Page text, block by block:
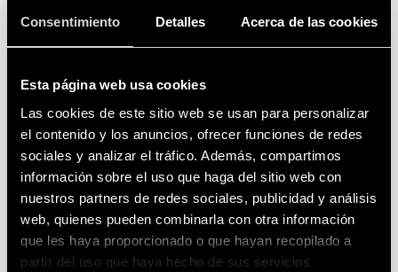
Consentimiento Detalles Acerca de las cookies
Esta página web usa cookies
Las cookies de este sitio web se usan para personalizar
el contenido y los anuncios, ofrecer funciones de redes
sociales y analizar el tráfico. Además, compartimos
información sobre el uso que haga del sitio web con
nuestros partners de redes sociales, publicidad y análisis
web, quienes pueden combinarla con otra información
que les haya proporcionado o que hayan recopilado a
partir del uso que haya hecho de sus servicios.
Capital € 100.000.000 fully subscribed